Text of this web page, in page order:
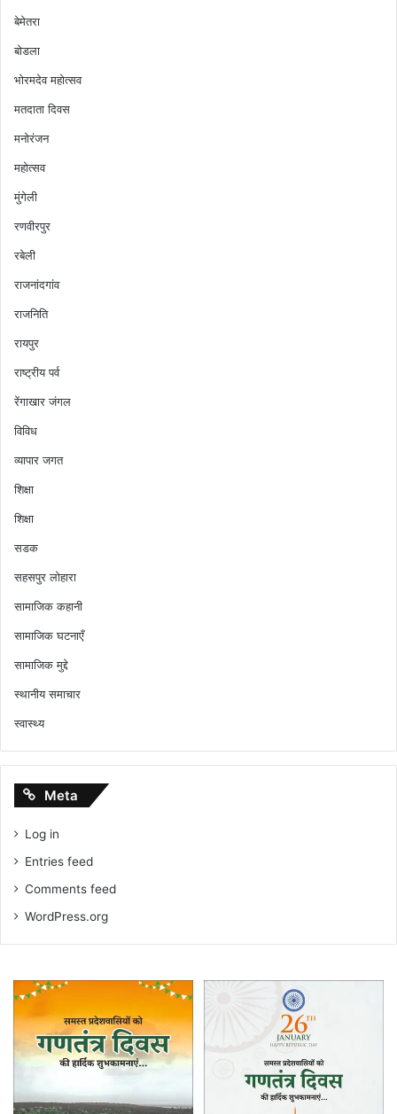
बेमेतरा
बोडला
भोरमदेव महोत्सव
मतदाता दिवस
मनोरंजन
महोत्सव
मुंगेली
रणवीरपुर
रबेली
राजनांदगांव
राजनिति
रायपुर
राष्ट्रीय पर्व
रेंगाखार जंगल
विविध
व्यापार जगत
शिक्षा
शिक्षा
सडक
सहसपुर लोहारा
सामाजिक कहानी
सामाजिक घटनाएँ
सामाजिक मुद्दे
स्थानीय समाचार
स्वास्थ्य
Meta
Log in
Entries feed
Comments feed
WordPress.org